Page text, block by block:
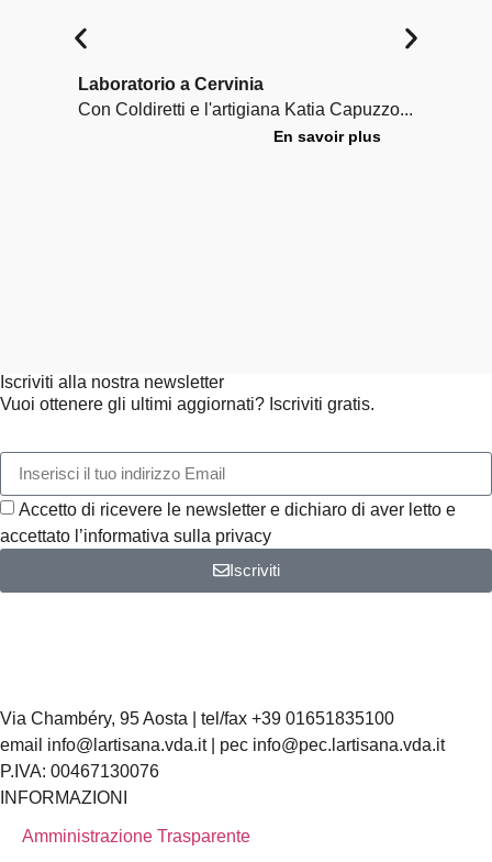
Laboratorio a Cervinia
Con Coldiretti e l'artigiana Katia Capuzzo...
En savoir plus
Iscriviti alla nostra newsletter
Vuoi ottenere gli ultimi aggiornati? Iscriviti gratis.
Accetto di ricevere le newsletter e dichiaro di aver letto e
accettato l’informativa sulla privacy
Iscriviti
Via Chambéry, 95 Aosta | tel/fax +39 01651835100
email info@lartisana.vda.it | pec info@pec.lartisana.vda.it
P.IVA: 00467130076
INFORMAZIONI
Amministrazione Trasparente